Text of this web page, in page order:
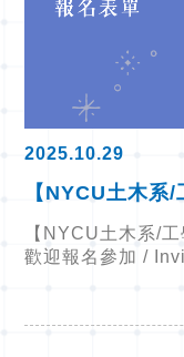
2025.10.29
【NYCU土木系
會｜歡迎報名參
【NYCU土木系/
歡迎報名參加 /
Engineering/